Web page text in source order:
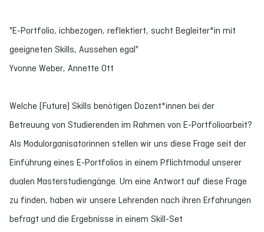
"E-Portfolio, ichbezogen, reflektiert, sucht Begleiter*in mit
geeigneten Skills, Aussehen egal"
Yvonne Weber, Annette Ott
Welche (Future) Skills benötigen Dozent*innen bei der
Betreuung von Studierenden im Rahmen von E-Portfolioarbeit?
Als Modulorganisatorinnen stellen wir uns diese Frage seit der
Einführung eines E-Portfolios in einem Pflichtmodul unserer
dualen Masterstudiengänge. Um eine Antwort auf diese Frage
zu finden, haben wir unsere Lehrenden nach ihren Erfahrungen
befragt und die Ergebnisse in einem Skill-Set